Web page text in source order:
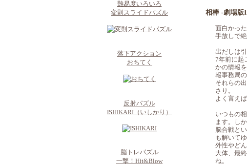
難易度いろいろ
変則スライドパズル
落下アクション
おちてく
反射パズル
ISHIKARI（いしかり）
脳トレパズル
一撃！Hit&Blow
相棒 -劇場版
面白かった
手放しで
出だしは
7年前に起
かの情報
報事務局の
それらの
さり。
よく言え
いつもの
ます。し
脳合戦と
も解いて
外性やど
大体、最
ね。